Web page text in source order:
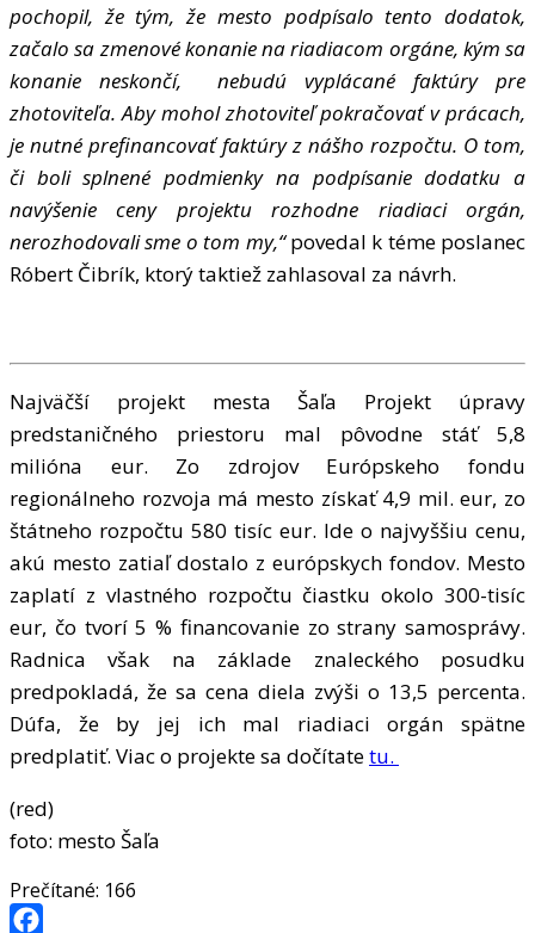
pochopil, že tým, že mesto podpísalo tento dodatok,
začalo sa zmenové konanie na riadiacom orgáne, kým sa
konanie neskončí, nebudú vyplácané faktúry pre
zhotoviteľa. Aby mohol zhotoviteľ pokračovať v prácach,
je nutné prefinancovať faktúry z nášho rozpočtu. O tom,
či boli splnené podmienky na podpísanie dodatku a
navýšenie ceny projektu rozhodne riadiaci orgán,
nerozhodovali sme o tom my,“povedal k téme poslanec
Róbert Čibrík, ktorý taktiež zahlasoval za návrh.
Najväčší projekt mesta Šaľa Projekt úpravy
predstaničného priestoru mal pôvodne stáť 5,8
milióna eur. Zo zdrojov Európskeho fondu
regionálneho rozvoja má mesto získať 4,9 mil. eur, zo
štátneho rozpočtu 580 tisíc eur. Ide o najvyššiu cenu,
akú mesto zatiaľ dostalo z európskych fondov. Mesto
zaplatí z vlastného rozpočtu čiastku okolo 300-tisíc
eur, čo tvorí 5 % financovanie zo strany samosprávy.
Radnica však na základe znaleckého posudku
predpokladá, že sa cena diela zvýši o 13,5 percenta.
Dúfa, že by jej ich mal riadiaci orgán spätne
predplatiť. Viac o projekte sa dočítatetu.
(red)
foto: mesto Šaľa
Prečítané: 166